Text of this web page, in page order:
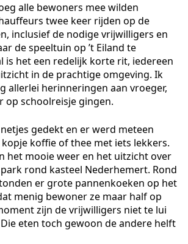
alle bewoners mee wilden
twee keer rijden op de
inclusief de nodige vrijwilligers en
de speeltuin op ’t Eiland te
is het een redelijk korte rit, iedereen
in de prachtige omgeving. Ik
allerlei herinneringen aan vroeger,
op schoolreisje gingen.
gedekt en er werd meteen
koffie of thee met iets lekkers.
het mooie weer en het uitzicht over
rond kasteel Nederhemert. Rond
er grote pannenkoeken op het
menig bewoner ze maar half op
zijn de vrijwilligers niet te lui
eten toch gewoon de andere helft